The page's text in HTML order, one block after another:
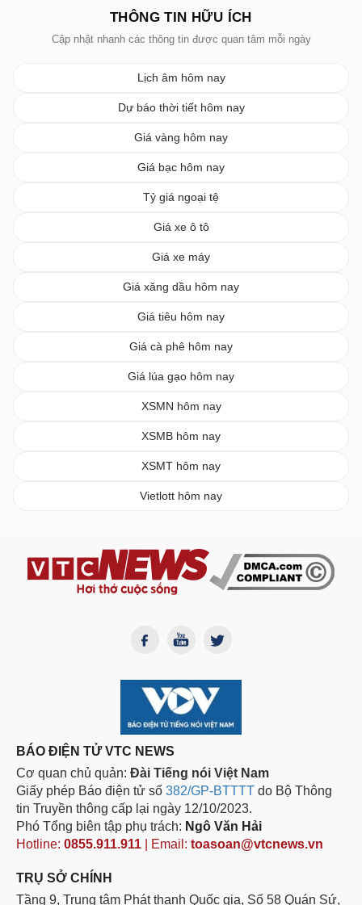
THÔNG TIN HỮU ÍCH
Cập nhật nhanh các thông tin được quan tâm mỗi ngày
Lịch âm hôm nay
Dự báo thời tiết hôm nay
Giá vàng hôm nay
Giá bạc hôm nay
Tỷ giá ngoại tệ
Giá xe ô tô
Giá xe máy
Giá xăng dầu hôm nay
Giá tiêu hôm nay
Giá cà phê hôm nay
Giá lúa gạo hôm nay
XSMN hôm nay
XSMB hôm nay
XSMT hôm nay
Vietlott hôm nay
BÁO ĐIỆN TỬ VTC NEWS
Cơ quan chủ quản: Đài Tiếng nói Việt Nam
Giấy phép Báo điện tử số 382/GP-BTTTT do Bộ Thông
tin Truyền thông cấp lại ngày 12/10/2023.
Phó Tổng biên tập phụ trách: Ngô Văn Hải
Hotline: 0855.911.911 | Email: toasoan@vtcnews.vn
TRỤ SỞ CHÍNH
Tầng 9, Trung tâm Phát thanh Quốc gia, Số 58 Quán Sứ,